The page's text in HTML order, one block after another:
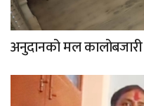
अनुदानको मल कालोबजारी